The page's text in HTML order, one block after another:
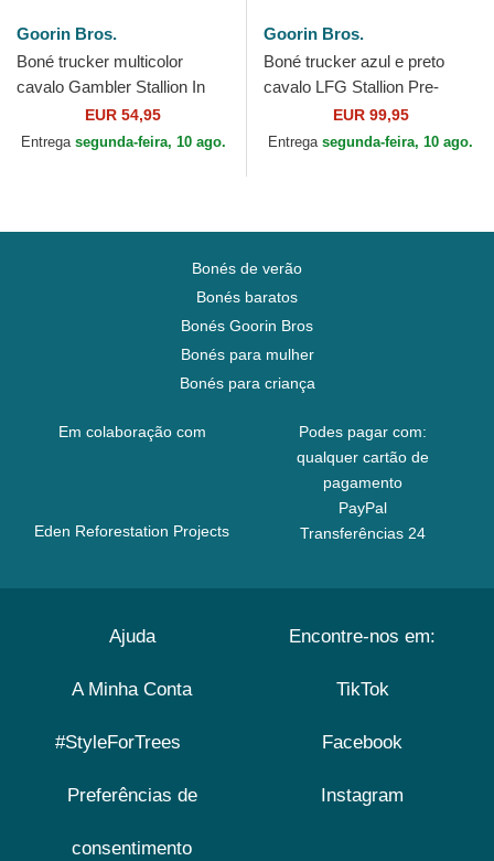
Goorin Bros.
Boné trucker multicolor
cavalo Gambler Stallion In
The Element The Farm da
Goorin Bros.
EUR 54,95
Entrega segunda-feira, 10 ago.
Goorin Bros.
Boné trucker azul e preto
cavalo LFG Stallion Pre-
Game Seasonal The Farm da
Goorin Bros.
EUR 99,95
Entrega segunda-feira, 10 ago.
Bonés de verão
Bonés baratos
Bonés Goorin Bros
Bonés para mulher
Bonés para criança
Em colaboração com
Eden Reforestation Projects
Podes pagar com:
qualquer cartão de
pagamento
PayPal
Transferências 24
Ajuda
A Minha Conta
#StyleForTrees
Preferências de
consentimento
Encontre-nos em:
TikTok
Facebook
Instagram